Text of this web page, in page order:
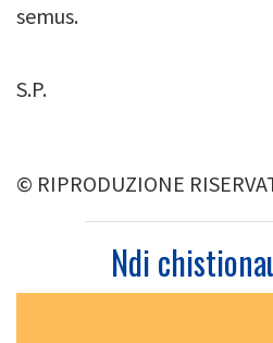
semus.
S.P.
© RIPRODUZIONE
Ndi